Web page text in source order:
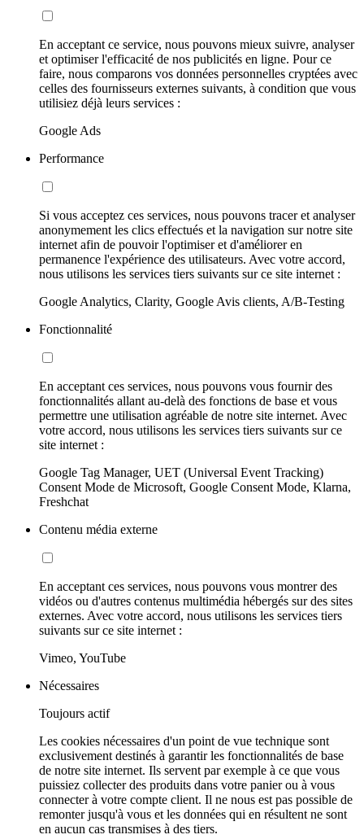
En acceptant ce service, nous pouvons mieux suivre, analyser
et optimiser l'efficacité de nos publicités en ligne. Pour ce
faire, nous comparons vos données personnelles cryptées avec
celles des fournisseurs externes suivants, à condition que vous
utilisiez déjà leurs services :
Google Ads
Performance
Si vous acceptez ces services, nous pouvons tracer et analyser
anonymement les clics effectués et la navigation sur notre site
internet afin de pouvoir l'optimiser et d'améliorer en
permanence l'expérience des utilisateurs. Avec votre accord,
nous utilisons les services tiers suivants sur ce site internet :
Google Analytics, Clarity, Google Avis clients, A/B-Testing
Fonctionnalité
En acceptant ces services, nous pouvons vous fournir des
fonctionnalités allant au-delà des fonctions de base et vous
permettre une utilisation agréable de notre site internet. Avec
votre accord, nous utilisons les services tiers suivants sur ce
site internet :
Google Tag Manager, UET (Universal Event Tracking)
Consent Mode de Microsoft, Google Consent Mode, Klarna,
Freshchat
Contenu média externe
En acceptant ces services, nous pouvons vous montrer des
vidéos ou d'autres contenus multimédia hébergés sur des sites
externes. Avec votre accord, nous utilisons les services tiers
suivants sur ce site internet :
Vimeo, YouTube
Nécessaires
Toujours actif
Les cookies nécessaires d'un point de vue technique sont
exclusivement destinés à garantir les fonctionnalités de base
de notre site internet. Ils servent par exemple à ce que vous
puissiez collecter des produits dans votre panier ou à vous
connecter à votre compte client. Il ne nous est pas possible de
remonter jusqu'à vous et les données qui en résultent ne sont
en aucun cas transmises à des tiers.